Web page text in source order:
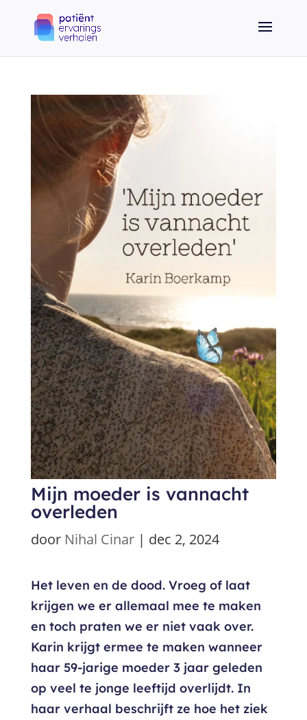
Mijn moeder is vannacht
overleden
door Nihal Cinar| dec 2, 2024
Het leven en de dood. Vroeg of laat
krijgen we er allemaal mee te maken
en toch praten we er niet vaak over.
Karin krijgt ermee te maken wanneer
haar 59-jarige moeder 3 jaar geleden
op veel te jonge leeftijd overlijdt. In
haar verhaal beschrijft ze hoe het ziek